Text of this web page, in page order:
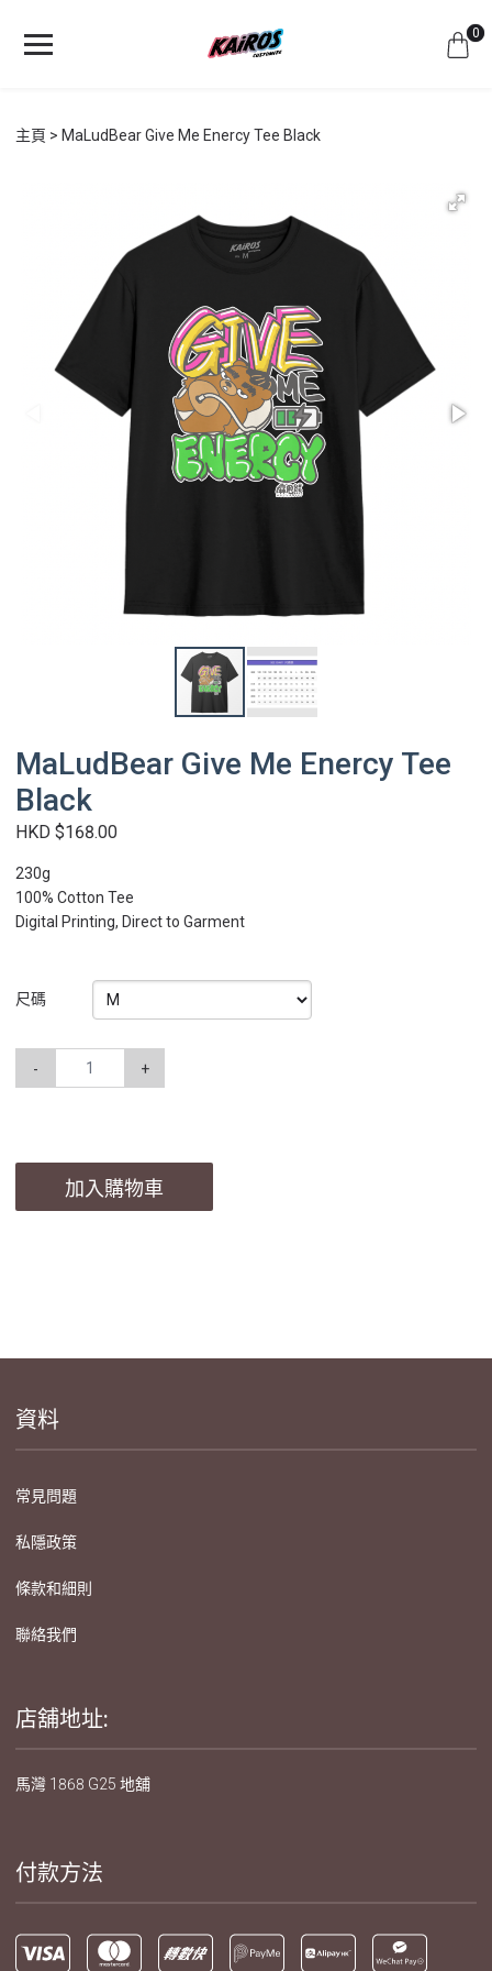
0
主頁 MaLudBear Give Me Enercy Tee Black
MaLudBear Give Me Enercy Tee
Black
HKD $168.00
230g
100% Cotton Tee
Digital Printing, Direct to Garment
尺碼
- +
加入購物車
資料
常見問題
私隱政策
條款和細則
聯絡我們
店舖地址:
馬灣 1868 G25 地舖
付款方法